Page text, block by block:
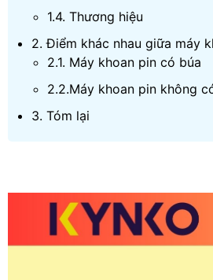
1.4. Thương hiệu
2. Điểm khác nhau giữa máy
2.1. Máy khoan pin có búa
2.2.Máy khoan pin không
3. Tóm lại